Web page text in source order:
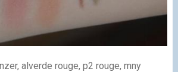
alverde rouge, p2 rouge, mny